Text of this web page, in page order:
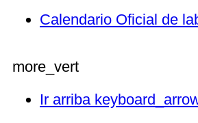
Calendario Oficial de
more_vert
Ir arriba